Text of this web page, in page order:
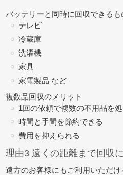
バッテリーと同時に回収できるも
テレビ
冷蔵庫
洗濯機
家具
家電製品 など
複数品回収のメリット
1回の依頼で複数の不用品を
時間と手間を節約できる
費用を抑えられる
理由3 遠くの距離まで回収
遠方のお客様にもご利用いただ